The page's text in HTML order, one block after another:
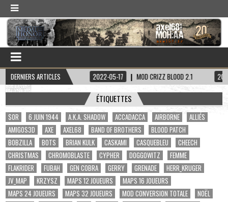
DERNIERS ARTICLES
HADDOCK 2022-05-17 MOD CRIZZ BLOOD 2.1 2022-05-01
ÉTIQUETTES
$OR 6 JUIN 1944 A.K.A. SHADOW ACCADACCA AIRBORNE
ALLIÉS
AMIGOS3D
AXE AXEL68 BAND OF BROTHERS
BLOOD PATCH
BOBZILLA
BOTS BRIAN KULK CASKAMI CASQUEBLEU
CHEECH
CHRISTMAS
CHROMOBLASTE CYPHER DOGGOWITZ
FEMME
FLAKRIDER
FUBAH GEN COBRA GERRY GRENADE
HERR_KRUGER
JV_MAP
KRZYSZ MAPS 12 JOUEURS
MAPS 16 JOUEURS
MAPS 24 JOUEURS
MAPS 32 JOUEURS MOD CONVERSION TOTALE
NOËL